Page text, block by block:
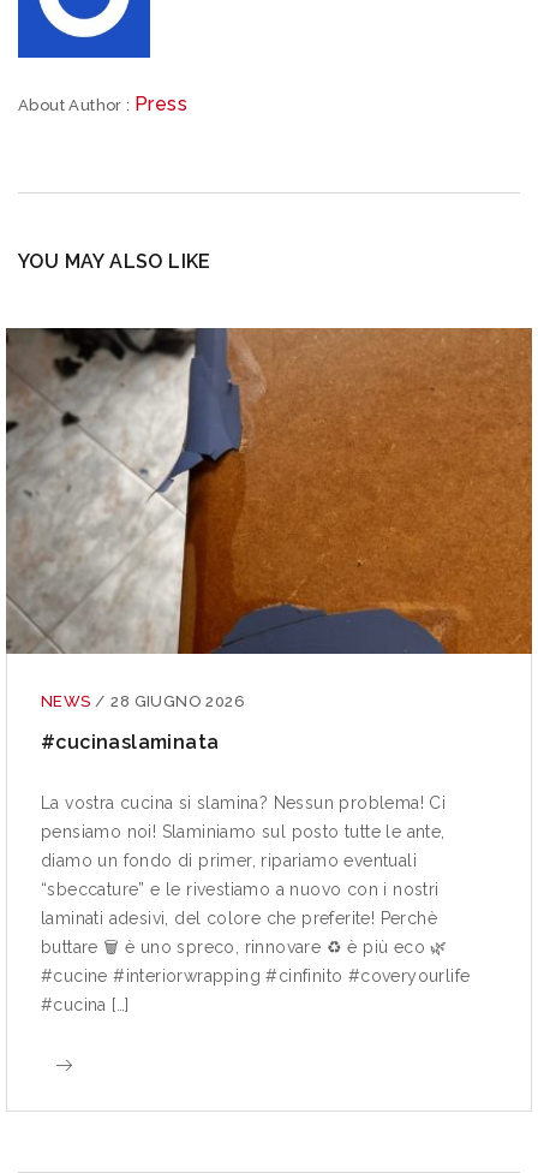
About Author : Press
YOU MAY ALSO LIKE
NEWS / 28 GIUGNO 2026
#cucinaslaminata
La vostra cucina si slamina? Nessun problema! Ci
pensiamo noi! Slaminiamo sul posto tutte le ante,
diamo un fondo di primer, ripariamo eventuali
“sbeccature” e le rivestiamo a nuovo con i nostri
laminati adesivi, del colore che preferite! Perchè
buttare 🗑 è uno spreco, rinnovare ♻ è più eco 🌿
#cucine #interiorwrapping #cinfinito #coveryourlife
#cucina […]